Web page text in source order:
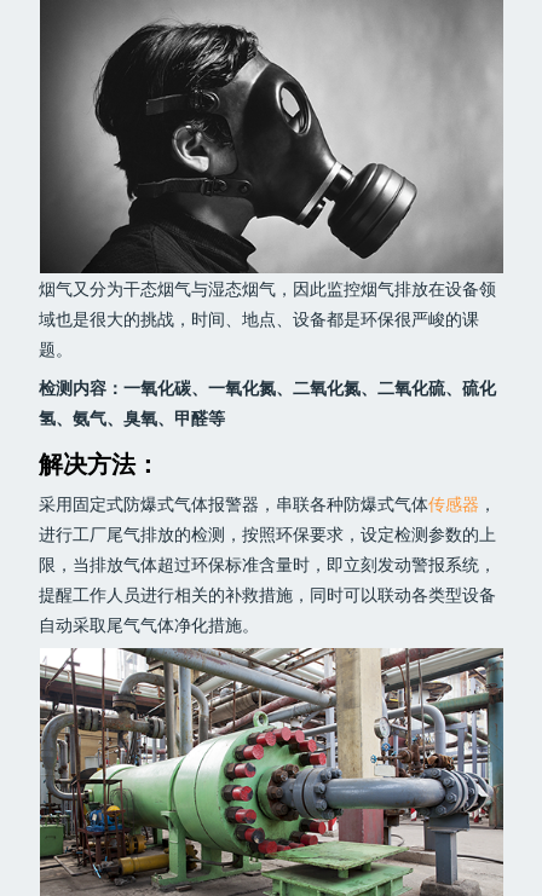
烟气又分为干态烟气与湿态烟气，因此监控烟气排放在设备领
域也是很大的挑战，时间、地点、设备都是环保很严峻的课
题。
检测内容：一氧化碳、一氧化氮、二氧化氮、二氧化硫、硫化
氢、氨气、臭氧、甲醛等
解决方法：
采用固定式防爆式气体报警器，串联各种防爆式气体传感器 ，
进行工厂尾气排放的检测，按照环保要求，设定检测参数的上
限，当排放气体超过环保标准含量时，即立刻发动警报系统，
提醒工作人员进行相关的补救措施，同时可以联动各类型设备
自动采取尾气气体净化措施。